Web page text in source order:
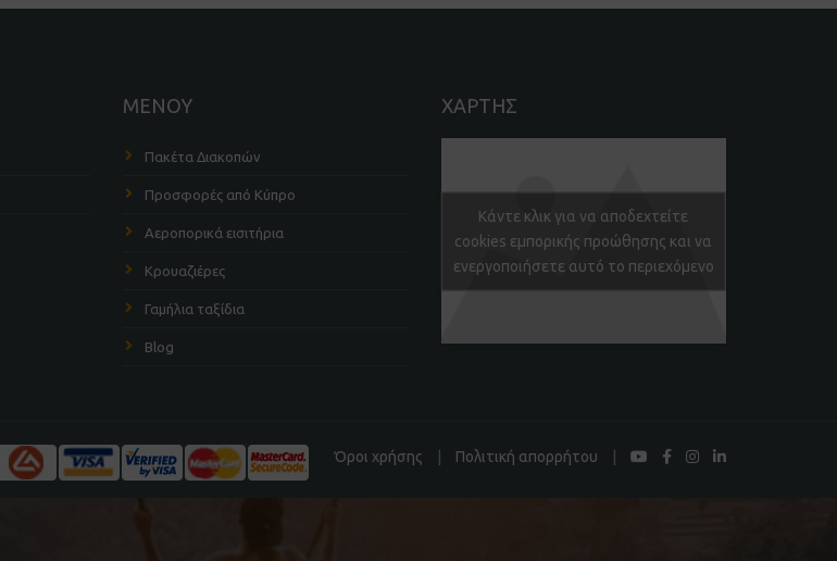
ΜΕΝΟΥ
Πακέτα Διακοπών
Προσφορές από Κύπρο
Αεροπορικά εισιτήρια
Κρουαζιέρες
Γαμήλια ταξίδια
Blog
ΧΑΡΤΗΣ
Κάντε κλικ για να αποδεχτείτε
cookies εμπορικής προώθησης και να
ενεργοποιήσετε αυτό το περιεχόμενο
Όροι χρήσης Πολιτική απορρήτου